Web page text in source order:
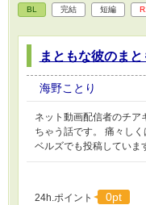
BL 完結 短編
まともな彼のま
海野ことり
ネット動画配信者のチア
ちゃう話です。 痛々し
ベルズでも投稿していま
24h.ポイント 0pt